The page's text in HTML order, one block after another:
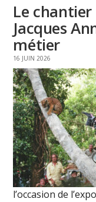
Le chantier
Jacques
métier
16 JUIN 2026
l’occasion de